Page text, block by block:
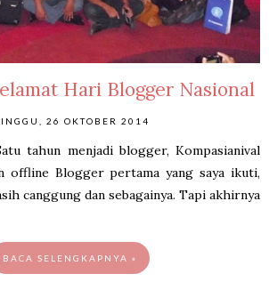
Hari Blogger Nasional
26 OKTOBER 2014
tahun menjadi blogger, Kompasianival
offline Blogger pertama yang saya ikuti,
canggung dan sebagainya. Tapi akhirnya
BACA SELENGKAPNYA »